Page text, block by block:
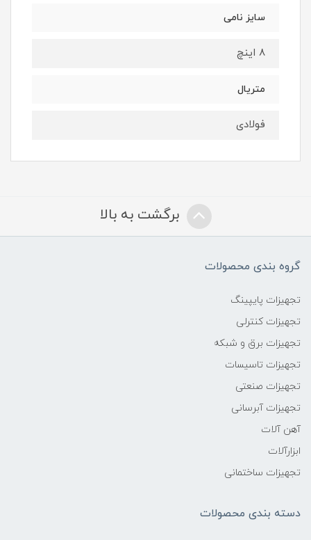
سایز نامی
8 اینچ
متریال
فولادی
برگشت به بالا
گروه بندی محصولات
تجهیزات پایپینگ
تجهیزات کنترلی
تجهیزات برق و شبکه
تجهیزات تاسیسات
تجهیزات صنعتی
تجهیزات آبرسانی
آهن آلات
ابزارآلات
تجهیزات ساختمانی
دسته بندی محصولات